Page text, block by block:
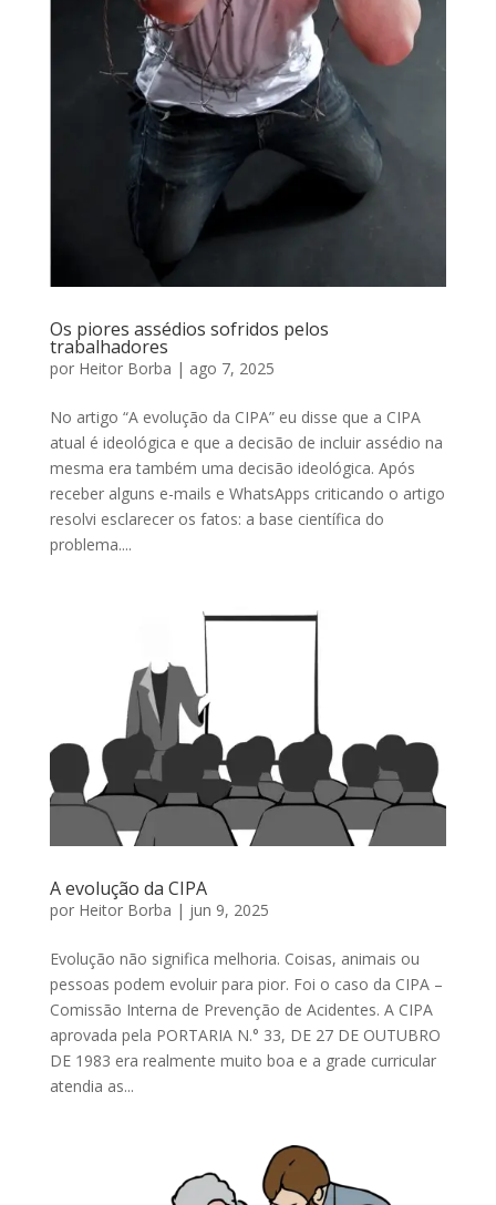
Os piores assédios sofridos pelos
trabalhadores
por Heitor Borba | ago 7, 2025
No artigo “A evolução da CIPA” eu disse que a CIPA
atual é ideológica e que a decisão de incluir assédio na
mesma era também uma decisão ideológica. Após
receber alguns e-mails e WhatsApps criticando o artigo
resolvi esclarecer os fatos: a base científica do
problema....
A evolução da CIPA
por Heitor Borba | jun 9, 2025
Evolução não significa melhoria. Coisas, animais ou
pessoas podem evoluir para pior. Foi o caso da CIPA –
Comissão Interna de Prevenção de Acidentes. A CIPA
aprovada pela PORTARIA N.° 33, DE 27 DE OUTUBRO
DE 1983 era realmente muito boa e a grade curricular
atendia as...